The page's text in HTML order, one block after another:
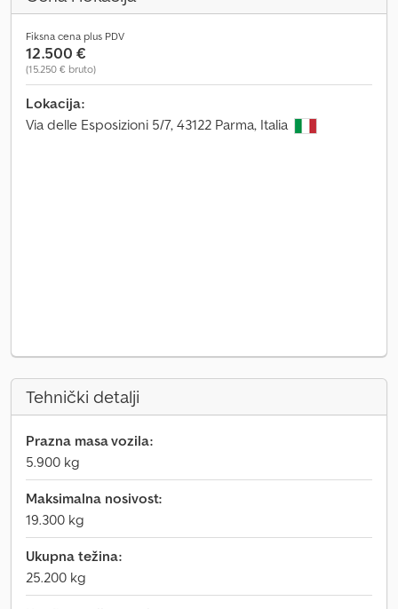
Fiksna cena plus PDV
12.500 €
(15.250 € bruto)
Lokacija:
Via delle Esposizioni 5/7, 43122 Parma, Italia
Tehnički detalji
Prazna masa vozila:
5.900 kg
Maksimalna nosivost:
19.300 kg
Ukupna težina:
25.200 kg